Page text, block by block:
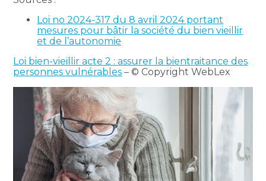
Loi no 2024-317 du 8 avril 2024 portant
mesures pour bâtir la société du bien vieillir
et de l’autonomie
Loi bien-vieillir acte 2 : assurer la bientraitance des
personnes vulnérables – © Copyright WebLex